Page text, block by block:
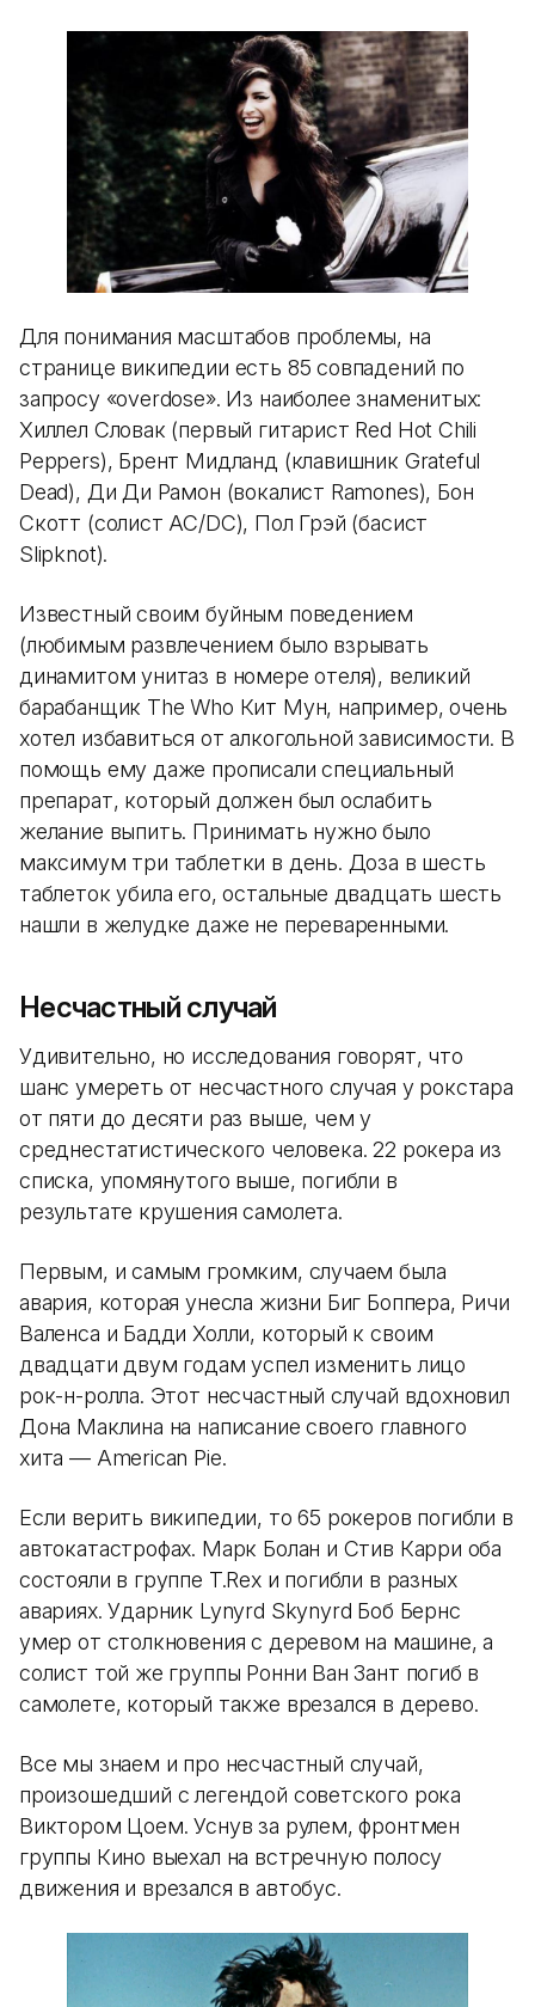
Для понимания масштабов проблемы, на
странице википедии есть 85 совпадений по
запросу «overdose». Из наиболее знаменитых:
Хиллел Словак (первый гитарист Red Hot Chili
Peppers), Брент Мидланд (клавишник Grateful
Dead), Ди Ди Рамон (вокалист Ramones), Бон
Скотт (солист AC/DC), Пол Грэй (басист
Slipknot).
Известный своим буйным поведением
(любимым развлечением было взрывать
динамитом унитаз в номере отеля), великий
барабанщик The Who Кит Мун, например, очень
хотел избавиться от алкогольной зависимости. В
помощь ему даже прописали специальный
препарат, который должен был ослабить
желание выпить. Принимать нужно было
максимум три таблетки в день. Доза в шесть
таблеток убила его, остальные двадцать шесть
нашли в желудке даже не переваренными.
Несчастный случай
Удивительно, но исследования говорят, что
шанс умереть от несчастного случая у рокстара
от пяти до десяти раз выше, чем у
среднестатистического человека. 22 рокера из
списка, упомянутого выше, погибли в
результате крушения самолета.
Первым, и самым громким, случаем была
авария, которая унесла жизни Биг Боппера, Ричи
Валенса и Бадди Холли, который к своим
двадцати двум годам успел изменить лицо
рок-н-ролла. Этот несчастный случай вдохновил
Дона Маклина на написание своего главного
хита — American Pie.
Если верить википедии, то 65 рокеров погибли в
автокатастрофах. Марк Болан и Стив Карри оба
состояли в группе T.Rex и погибли в разных
авариях. Ударник Lynyrd Skynyrd Боб Бернс
умер от столкновения с деревом на машине, а
солист той же группы Ронни Ван Зант погиб в
самолете, который также врезался в дерево.
Все мы знаем и про несчастный случай,
произошедший с легендой советского рока
Виктором Цоем. Уснув за рулем, фронтмен
группы Кино выехал на встречную полосу
движения и врезался в автобус.